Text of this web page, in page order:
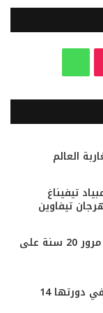
k
T
k
ت
س
ب
العالم
في الدورة الـ14 لأولمبياد تيفيناغ
تيفاوين
مهرجان تيفاوين يكرم مؤسسيه بمناسبة مرور 20 سنة على
دورتها 14